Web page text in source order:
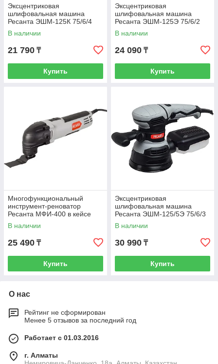
Эксцентриковая
шлифовальная машина
Ресанта ЭШМ-125К 75/6/4
В наличии
21 790 ₸
Купить
Эксцентриковая
шлифовальная машина
Ресанта ЭШМ-125Э 75/6/2
В наличии
24 090 ₸
Купить
Многофункциональный
инструмент-реноватор
Ресанта МФИ-400 в кейсе
75/4/2
В наличии
25 490 ₸
Купить
Эксцентриковая
шлифовальная машина
Ресанта ЭШМ-125/5Э 75/6/3
В наличии
30 990 ₸
Купить
О нас
Рейтинг не сформирован
Менее 5 отзывов за последний год
Работает с 01.03.2016
г. Алматы